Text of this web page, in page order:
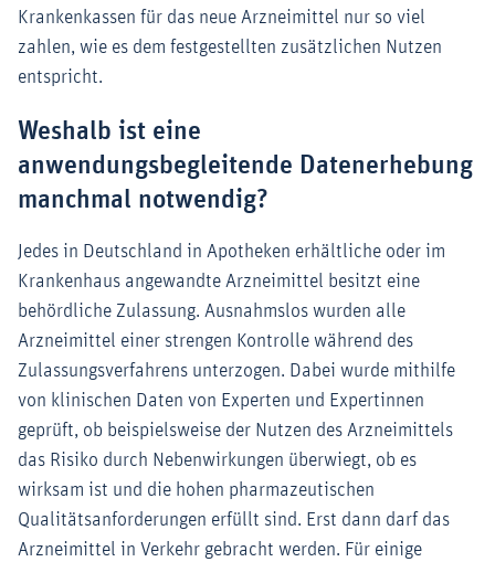
Krankenkassen für das neue Arzneimittel nur so viel
zahlen, wie es dem festgestellten zusätzlichen Nutzen
entspricht.
Weshalb ist eine
anwendungsbegleitende Datenerhebung
manchmal notwendig?
Jedes in Deutschland in Apotheken erhältliche oder im
Krankenhaus angewandte Arzneimittel besitzt eine
behördliche Zulassung. Ausnahmslos wurden alle
Arzneimittel einer strengen Kontrolle während des
Zulassungsverfahrens unterzogen. Dabei wurde mithilfe
von klinischen Daten von Experten und Expertinnen
geprüft, ob beispielsweise der Nutzen des Arzneimittels
das Risiko durch Nebenwirkungen überwiegt, ob es
wirksam ist und die hohen pharmazeutischen
Qualitätsanforderungen erfüllt sind. Erst dann darf das
Arzneimittel in Verkehr gebracht werden. Für einige